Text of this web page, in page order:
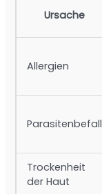
Ursache
Allergien
Parasitenbefall
Trockenheit
der Haut